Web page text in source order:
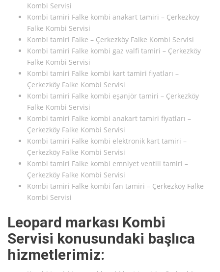
Kombi Servisi
Kombi tamiri Falke kombi anakart tamiri – Çerkezköy
Falke Kombi Servisi
Kombi tamiri Falke – Çerkezköy Falke Kombi Servisi
Kombi tamiri Falke kombi gaz valfi tamiri – Çerkezköy
Falke Kombi Servisi
Kombi tamiri Falke kombi kart tamiri fiyatları –
Çerkezköy Falke Kombi Servisi
Kombi tamiri Falke kombi eşanjör tamiri – Çerkezköy
Falke Kombi Servisi
Kombi tamiri Falke kombi anakart tamiri fiyatları –
Çerkezköy Falke Kombi Servisi
Kombi tamiri Falke kombi elektronik kart tamiri –
Çerkezköy Falke Kombi Servisi
Kombi tamiri Falke kombi emniyet ventili tamiri –
Çerkezköy Falke Kombi Servisi
Kombi tamiri Falke kombi fan tamiri – Çerkezköy Falke
Kombi Servisi
Leopard markası Kombi
Servisi konusundaki başlıca
hizmetlerimiz: